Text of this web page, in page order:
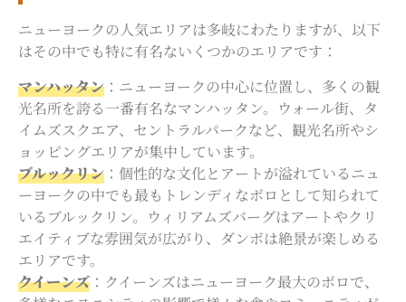
ニューヨークの人気エリアは多岐にわたりますが、以下
はその中でも特に有名ないくつかのエリアです：
マンハッタン ：ニューヨークの中心に位置し、多くの観
光名所を誇る一番有名なマンハッタン。ウォール街、タ
イムズスクエア、セントラルパークなど、観光名所やシ
ョッピングエリアが集中しています。
ブルックリン ：個性的な文化とアートが溢れているニュ
ーヨークの中でも最もトレンディなボロとして知られて
いるブルックリン。ウィリアムズバーグはアートやクリ
エイティブな雰囲気が広がり、ダンボは絶景が楽しめる
エリアです。
クイーンズ ：クイーンズはニューヨーク最大のボロで、